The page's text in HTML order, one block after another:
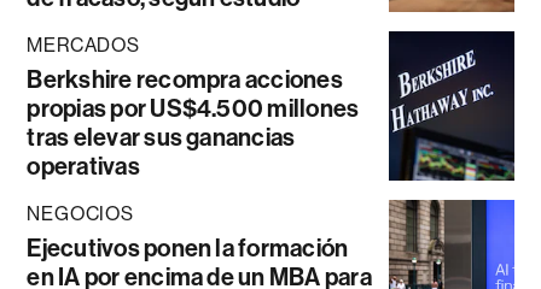
MERCADOS
Berkshire recompra acciones
propias por US$4.500 millones
tras elevar sus ganancias
operativas
NEGOCIOS
Ejecutivos ponen la formación
en IA por encima de un MBA para